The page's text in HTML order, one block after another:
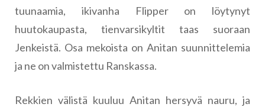
tuunaamia, ikivanha Flipper on löytynyt
huutokaupasta, tienvarsikyltit taas suoraan
Jenkeistä. Osa mekoista on Anitan suunnittelemia
ja ne on valmistettu Ranskassa.
Rekkien välistä kuuluu Anitan hersyvä nauru, ja